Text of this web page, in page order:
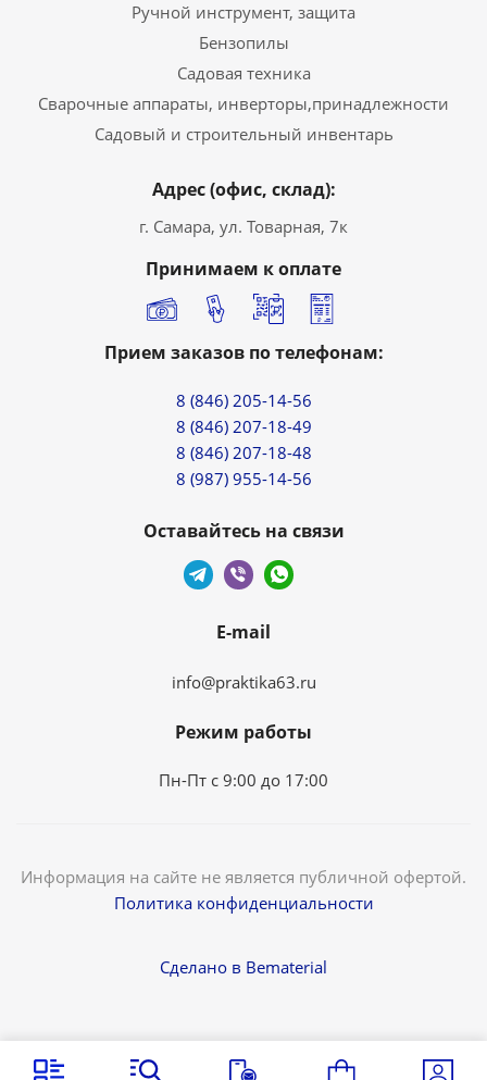
Ручной инструмент, защита
Бензопилы
Садовая техника
Сварочные аппараты, инверторы,принадлежности
Садовый и строительный инвентарь
Адрес (офис, склад):
г. Самара, ул. Товарная, 7к
Принимаем к оплате
Прием заказов по телефонам:
8 (846) 205-14-56
8 (846) 207-18-49
8 (846) 207-18-48
8 (987) 955-14-56
Оставайтесь на связи
E-mail
info@praktika63.ru
Режим работы
Пн-Пт с 9:00 до 17:00
Информация на сайте не является публичной офертой.
Политика конфиденциальности
Сделано в Bematerial